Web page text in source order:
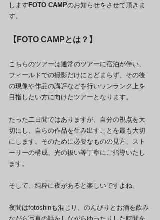
しますFOTO CAMPのお知らせをさせて頂きま
す。
【FOTO CAMPとは？】
こちらのツアーは通常のツアーに宿泊が伴い、
フィールドでの撮影だけにとどまらず、その後
の現像や作品の講評などを行いワンランク上を
目指したい方に向けたツアーとなります。
たった二日間ではありますが、自分の視点を大
切にし、自らの作品を生み出すことを最も大切
にします。そのために必要なものの見方、スト
ーリーの構成、光の扱い等丁寧にご指導いたし
ます。
そして、純粋に夜があると楽しいですよね。
夜間はfotoshinも混じり、のんびりとお酒を飲み